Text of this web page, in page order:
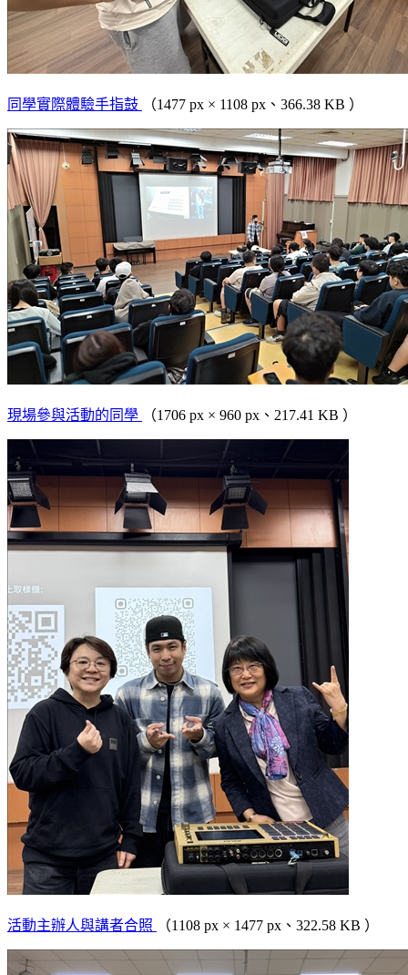
同學實際體驗手指鼓 （1477 px × 1108 px、366.38 KB ）
現場參與活動的同學 （1706 px × 960 px、217.41 KB ）
活動主辦人與講者合照 （1108 px × 1477 px、322.58 KB ）